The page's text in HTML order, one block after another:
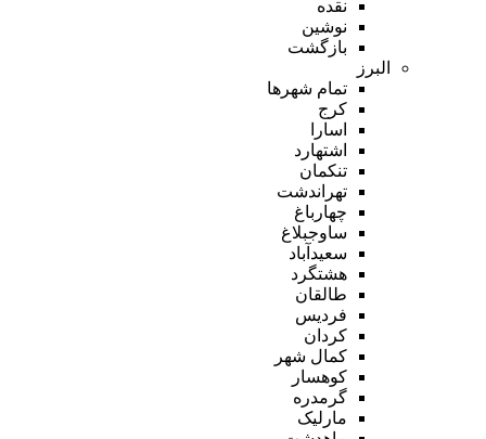
نقده
نوشین
بازگشت
البرز
تمام شهر‌ها
کرج
اسارا
اشتهارد
تنکمان
تهراندشت
چهارباغ
ساوجبلاغ
سعیدآباد
هشتگرد
طالقان
فردیس
کردان
کمال شهر
کوهسار
گرمدره
مارلیک